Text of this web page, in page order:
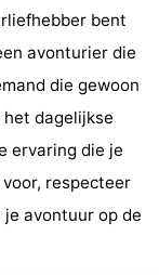
bent
avonturier die
die gewoon
dagelijkse
ervaring die je
respecteer
avontuur op de